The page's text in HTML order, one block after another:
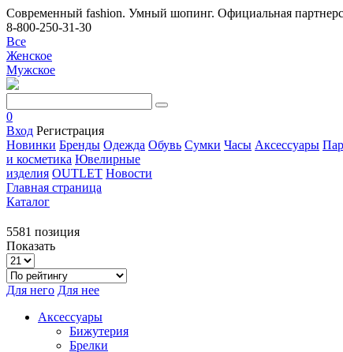
Современный fashion. Умный шопинг. Официальная
8-800-250-31-30
Все
Женское
Мужское
0
Вход Регистрация
Новинки Бренды Одежда Обувь Сумки Часы Аксессуары
и косметика Ювелирные
изделия OUTLET Новости
Главная страница
Каталог
5581 позиция
Показать
Для него Для нее
Аксессуары
Бижутерия
Брелки